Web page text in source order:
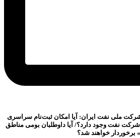
شرکت ملی نفت ایران: آیا امکان ثبت‌نام سراسری
نفت وجود دارد؟/ آیا داوطلبان بومی مناطق
برخوردار خواهند شد؟